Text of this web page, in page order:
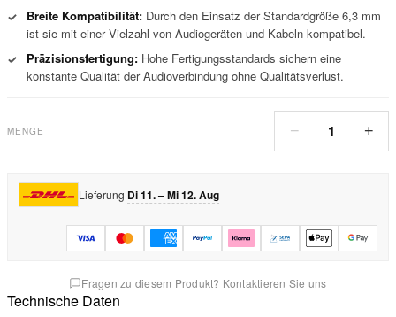
✓
Breite Kompatibilität: Durch den Einsatz der Standardgröße 6,3 mm
ist sie mit einer Vielzahl von Audiogeräten und Kabeln kompatibel.
✓
Präzisionsfertigung: Hohe Fertigungsstandards sichern eine
konstante Qualität der Audioverbindung ohne Qualitätsverlust.
MENGE − 1 +
Lieferung Di 11. – Mi 12. Aug
Fragen zu diesem Produkt? Kontaktieren Sie uns
Technische Daten